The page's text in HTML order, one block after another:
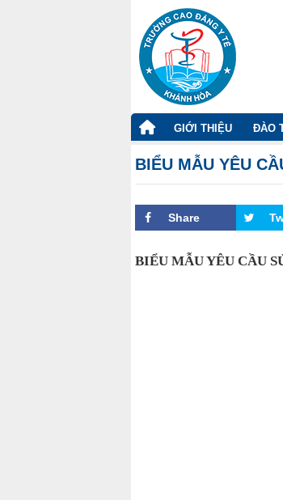
TRANG
CHỦ
GIỚI THIỆU ĐÀO
BIỂU MẪU YÊU
Share
BIỂU MẪU YÊU CẦU